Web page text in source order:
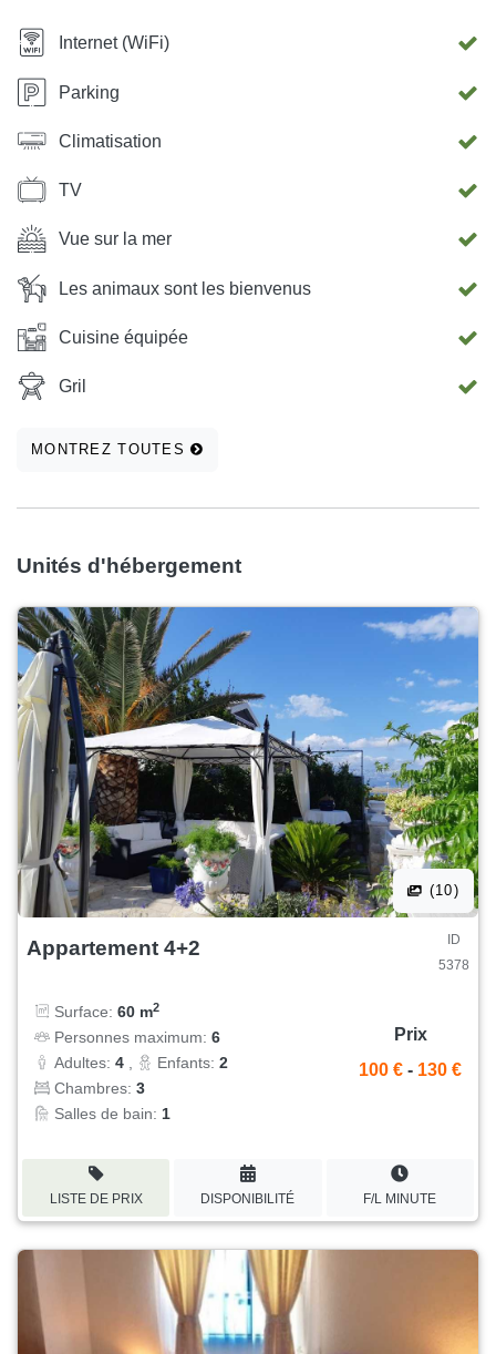
Internet (WiFi)
Parking
Climatisation
TV
Vue sur la mer
Les animaux sont les bienvenus
Cuisine équipée
Gril
MONTREZ TOUTES
Unités d'hébergement
(10)
Appartement 4+2
ID
5378
Surface: 60 m2
Personnes maximum: 6
Adultes: 4 , Enfants: 2
Chambres: 3
Salles de bain: 1
Prix
100 € - 130 €
LISTE DE PRIX DISPONIBILITÉ F/L MINUTE